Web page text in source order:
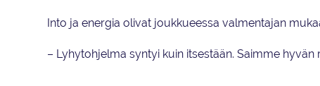
Into ja energia olivat joukkueessa valmentajan
– Lyhytohjelma syntyi kuin itsestään. Saimme